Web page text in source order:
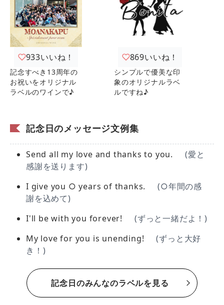
933いいね！
記念すべき13周年の
お祝いをオリジナル
ラベルのワインで♪
869いいね！
シンプルで優美な印
象のオリジナルラベ
ルですね♪
記念日のメッセージ文例集
Send all my love and thanks to you.
(愛と
感謝を送ります)
I give you ○ years of thanks.
(○年間の感
謝を込めて)
I'll be with you forever!
(ずっと一緒だよ！)
My love for you is unending!
(ずっと大好
き！)
記念日のみんなのラベルを見る